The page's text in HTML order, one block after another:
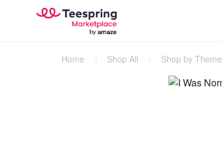
Home Shop All Shop by Theme